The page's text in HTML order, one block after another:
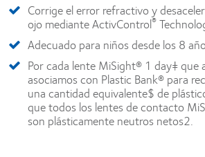
Corrige el error refractivo y
ojo mediante ActivControl®
Adecuado para niños desde los 8
Por cada lente MiSight® 1 day‡ que
asociamos con Plastic Bank® para
una cantidad equivalente$ de
que todos los lentes de contacto
son plásticamente neutros netos2.